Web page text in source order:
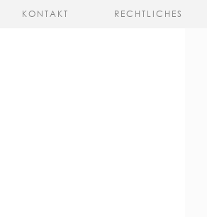
KONTAKT RECHTLICHES